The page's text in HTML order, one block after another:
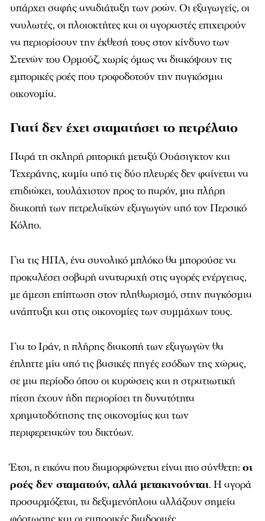
υπάρχει σαφής αναδιάταξη των ροών. Οι εξαγωγείς, οι
ναυλωτές, οι πλοιοκτήτες και οι αγοραστές επιχειρούν
να περιορίσουν την έκθεσή τους στον κίνδυνο των
Στενών του Ορμούζ, χωρίς όμως να διακόψουν τις
εμπορικές ροές που τροφοδοτούν την παγκόσμια
οικονομία.
Γιατί δεν έχει σταματήσει το πετρέλαιο
Παρά τη σκληρή ρητορική μεταξύ Ουάσιγκτον και
Τεχεράνης, καμία από τις δύο πλευρές δεν φαίνεται να
επιδιώκει, τουλάχιστον προς το παρόν, μια πλήρη
διακοπή των πετρελαϊκών εξαγωγών από τον Περσικό
Κόλπο.
Για τις ΗΠΑ, ένα συνολικό μπλόκο θα μπορούσε να
προκαλέσει σοβαρή αναταραχή στις αγορές ενέργειας,
με άμεση επίπτωση στον πληθωρισμό, στην παγκόσμια
ανάπτυξη και στις οικονομίες των συμμάχων τους.
Για το Ιράν, η πλήρης διακοπή των εξαγωγών θα
έπληττε μία από τις βασικές πηγές εσόδων της χώρας,
σε μια περίοδο όπου οι κυρώσεις και η στρατιωτική
πίεση έχουν ήδη περιορίσει τη δυνατότητα
χρηματοδότησης της οικονομίας και των
περιφερειακών του δικτύων.
Έτσι, η εικόνα που διαμορφώνεται είναι πιο σύνθετη: οι
ροές δεν σταματούν, αλλά μετακινούνται. Η αγορά
προσαρμόζεται, τα δεξαμενόπλοια αλλάζουν σημεία